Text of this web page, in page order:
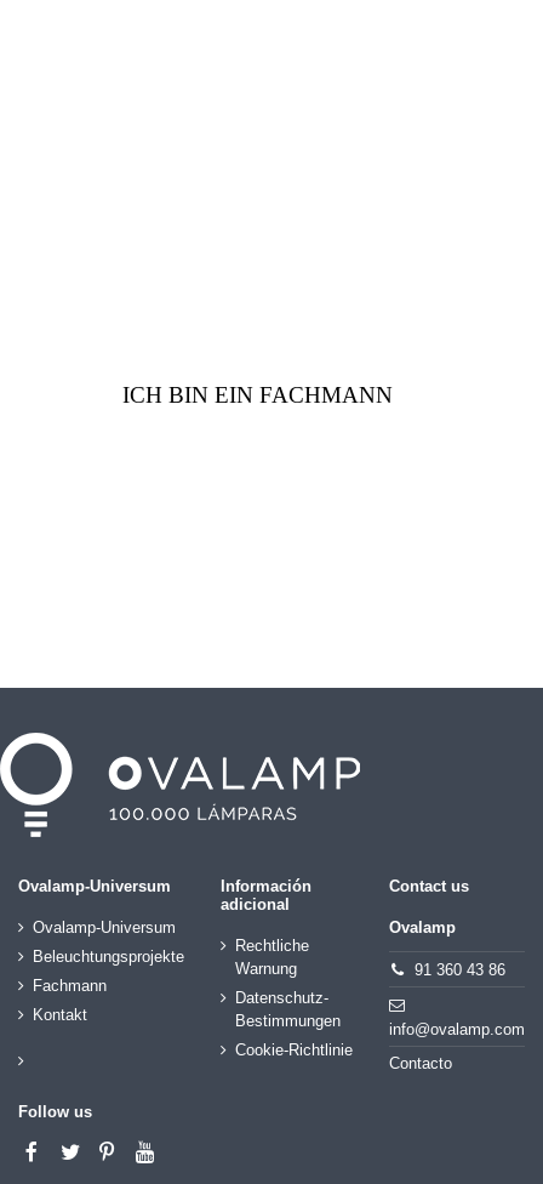
ICH BIN EIN FACHMANN
Ovalamp-Universum
Ovalamp-Universum
Beleuchtungsprojekte
Fachmann
Kontakt
Información
adicional
Rechtliche
Warnung
Datenschutz-
Bestimmungen
Cookie-Richtlinie
Contact us
Ovalamp
91 360 43 86
info@ovalamp.com
Contacto
Follow us